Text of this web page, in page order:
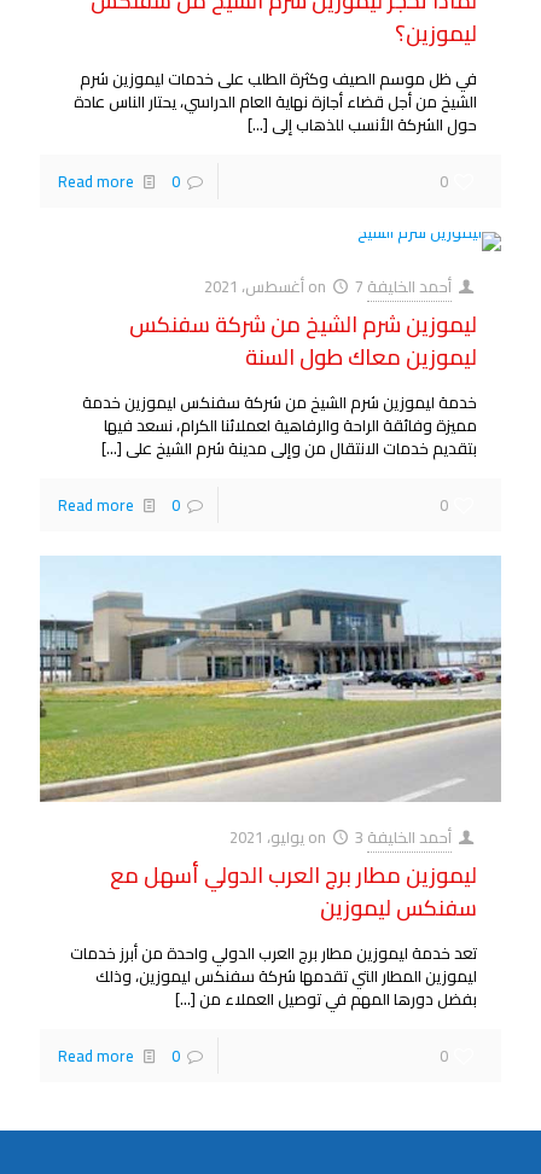
ليموزين؟
في ظل موسم الصيف وكثرة الطلب على خدمات ليموزين شرم
الشيخ من أجل قضاء أجازة نهاية العام الدراسي، يحتار الناس عادة
حول الشركة الأنسب للذهاب إلى[…]
0
0
Read more
أحمد الخليفة on 7 أغسطس، 2021
ليموزين شرم الشيخ من شركة سفنكس
ليموزين معاك طول السنة
خدمة ليموزين شرم الشيخ من شركة سفنكس ليموزين خدمة
مميزة وفائقة الراحة والرفاهية لعملائنا الكرام، نسعد فيها
بتقديم خدمات الانتقال من وإلى مدينة شرم الشيخ على[…]
0
0
Read more
أحمد الخليفة on 3 يوليو، 2021
ليموزين مطار برج العرب الدولي أسهل مع
سفنكس ليموزين
تعد خدمة ليموزين مطار برج العرب الدولي واحدة من أبرز خدمات
ليموزين المطار التي تقدمها شركة سفنكس ليموزين، وذلك
بفضل دورها المهم في توصيل العملاء من[…]
0
0
Read more